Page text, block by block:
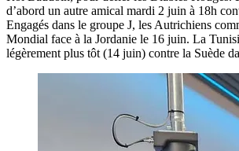
d’abord un autre amical mardi 2 juin à 18h
Engagés dans le groupe J, les Autrichiens
Mondial face à la Jordanie le 16 juin. La
légèrement plus tôt (14 juin) contre la Suède